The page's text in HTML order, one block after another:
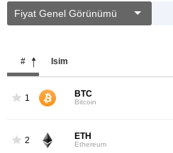
Fiyat Genel Görünümü
# İsim
1 BTC
Bitcoin
2 ETH
Ethereum